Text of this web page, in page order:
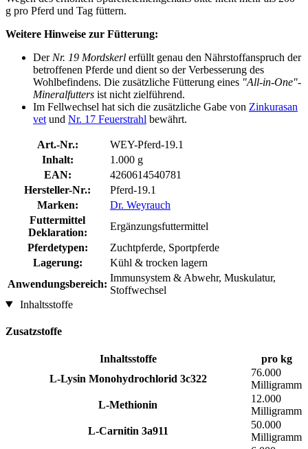
g pro Pferd und Tag füttern.
Weitere Hinweise zur Fütterung:
Der Nr. 19 Mordskerl erfüllt genau den Nährstoffanspruch der
betroffenen Pferde und dient so der Verbesserung des
Wohlbefindens. Die zusätzliche Fütterung eines "All-in-One"-
Mineralfutters ist nicht zielführend.
Im Fellwechsel hat sich die zusätzliche Gabe von Zinkurasan
vet und Nr. 17 Feuerstrahl bewährt.
Art.-Nr.:
WEY-Pferd-19.1
Inhalt:
1.000 g
EAN:
4260614540781
Hersteller-Nr.:
Pferd-19.1
Marken:
Dr. Weyrauch
Futtermittel
Deklaration:
Ergänzungsfuttermittel
Pferdetypen:
Zuchtpferde, Sportpferde
Lagerung:
Kühl & trocken lagern
Anwendungsbereich:
Immunsystem & Abwehr, Muskulatur,
Stoffwechsel
Inhaltsstoffe
Zusatzstoffe
Inhaltsstoffe
pro kg
L-Lysin Monohydrochlorid 3c322
76.000
Milligramm
L-Methionin
12.000
Milligramm
L-Carnitin 3a911
50.000
Milligramm